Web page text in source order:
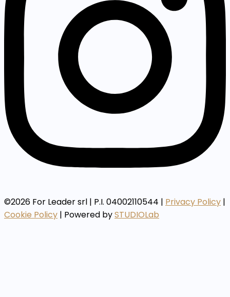
©2026 For Leader srl | P.I. 04002110544 | Privacy Policy |
Cookie Policy | Powered bySTUDIOLab